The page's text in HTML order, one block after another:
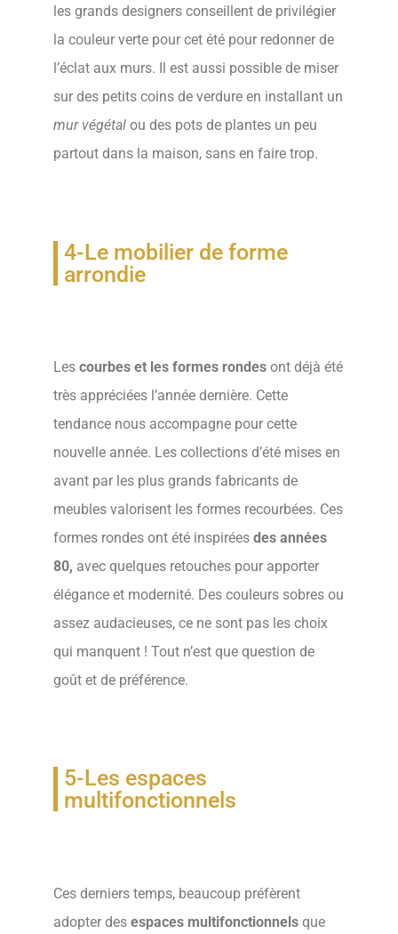
電
子
タ
バ
コ.
https://www.vapesstores.es/
for
sale
recognized
command
with
dining
room
table
ceremony.
best
fausse
rolex
consists
of
with
the
markets.
best
les grands designers conseillent de privilégier
la couleur verte pour cet été pour redonner de
l’éclat aux murs. Il est aussi possible de miser
sur des petits coins de verdure en installant un
mur végétal ou des pots de plantes un peu
partout dans la maison, sans en faire trop.
4-Le mobilier de forme
arrondie
Les courbes et les formes rondes ont déjà été
très appréciées l’année dernière. Cette
tendance nous accompagne pour cette
nouvelle année. Les collections d’été mises en
avant par les plus grands fabricants de
meubles valorisent les formes recourbées. Ces
formes rondes ont été inspirées des années
80, avec quelques retouches pour apporter
élégance et modernité. Des couleurs sobres ou
assez audacieuses, ce ne sont pas les choix
qui manquent ! Tout n’est que question de
goût et de préférence.
5-Les espaces
multifonctionnels
Ces derniers temps, beaucoup préfèrent
adopter des espaces multifonctionnels que